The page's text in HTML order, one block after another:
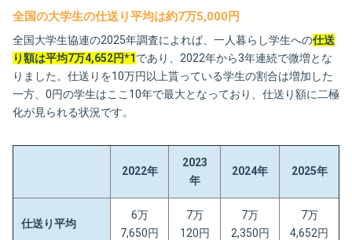
全国の大学生の仕送り平均は約7万5,000円
全国大学生協連の2025年調査によれば、一人暮らし学生への仕送
り額は平均7万4,652円*1 であり、2022年から3年連続で微増とな
りました​。仕送りを10万円以上貰っている学生の割合は増加した
一方、0円の学生はここ10年で最大となっており、仕送り額に二極
化が見られる状況です。
2022年
2023
年
2024年 2025年
仕送り平均
6万
7,650円
7万
120円
7万
2,350円
7万
4,652円